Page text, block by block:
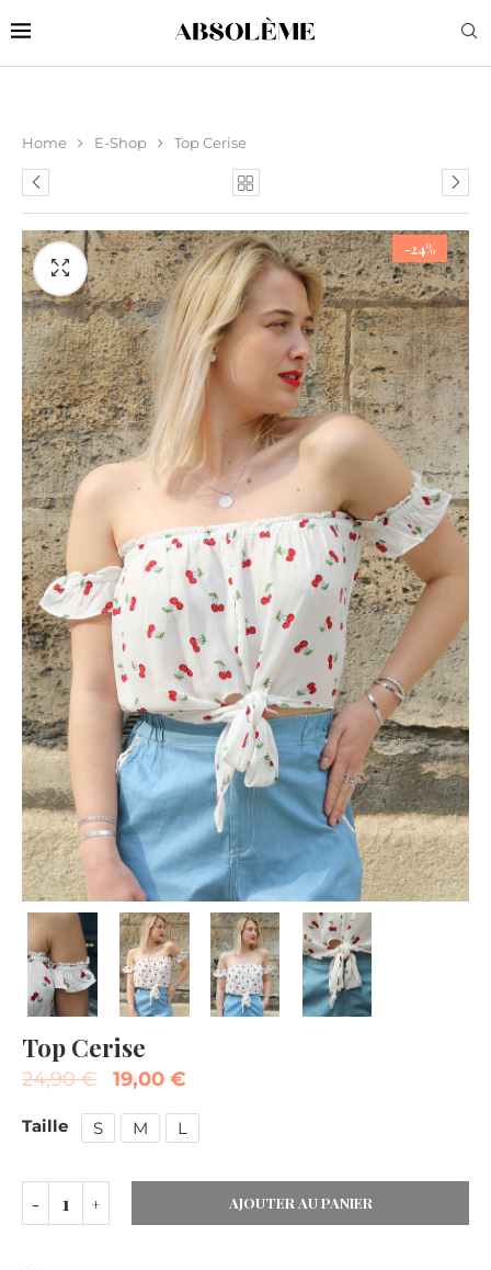
Home E-Shop Top Cerise
-24%
Top Cerise
24,90€ 19,00 €
Taille S M L
AJOUTER AU PANIER